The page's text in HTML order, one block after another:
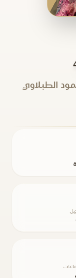
الطبلاوي